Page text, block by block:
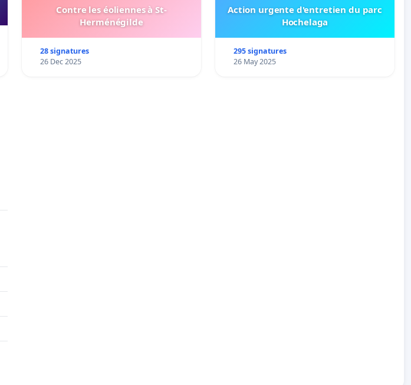
Contre les éoliennes à St-
Herménégilde
28 signatures
26 Dec 2025
Action urgente d'entretien du parc
Hochelaga
295 signatures
26 May 2025